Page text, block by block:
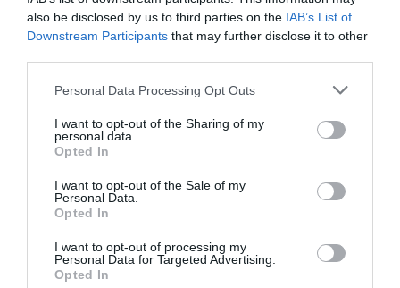
also be disclosed by us to third parties on the IAB’s List of
Downstream Participants that may further disclose it to other
Please note that this website/app uses one or more Google
not limited to your visit or usage behaviour. You may click to
grant or deny consent to Google and its third-party tags to
use your data for below specified purposes in below Google
consent section.
Personal Data Processing Opt Outs
I want to opt-out of the Sharing of my
personal data.
Opted In
I want to opt-out of the Sale of my
Personal Data.
Opted In
I want to opt-out of processing my
Personal Data for Targeted Advertising.
Opted In
A termesztés központja Brazília volt, ahová a
portugálok vitték be a kávét, és ahol a
rabszolgamunka és a nagybirtokok biztosították a
összeomlott, a függetlenedett országok
megpróbálták átvenni az irányítást a
több nemzetközi szervezetet is létrehoztak, hogy
befolyásolják a kávé árát és mennyiségét. A
kávéfogyasztási szokások is megváltoztak, a
második világháború után a kávé minősége és íze
került előtérbe, és egyre több különböző kávéfajta